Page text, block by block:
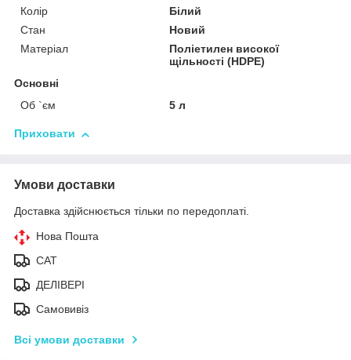
Колір
Білий
Стан
Новий
Матеріал
Поліетилен високої
щільності (HDPE)
Основні
Об `єм
5 л
Приховати
Умови доставки
Доставка здійснюється тільки по передоплаті.
Нова Пошта
САТ
ДЕЛІВЕРІ
Самовивіз
Всі умови доставки